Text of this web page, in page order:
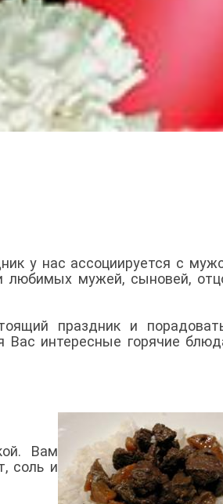
у нас ассоциируется с
любимых мужей, сыновей,
праздник и
интересные горячие
Вам
соль и